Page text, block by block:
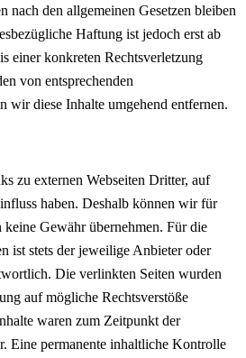
nach den allgemeinen Gesetzen bleiben
Haftung ist jedoch erst ab
einer konkreten Rechtsverletzung
von entsprechenden
wir diese Inhalte umgehend entfernen.
zu externen Webseiten Dritter, auf
haben. Deshalb können wir für
keine Gewähr übernehmen. Für die
ist stets der jeweilige Anbieter oder
Die verlinkten Seiten wurden
auf mögliche Rechtsverstöße
waren zum Zeitpunkt der
Eine permanente inhaltliche Kontrolle